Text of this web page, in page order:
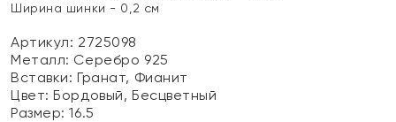
Ширина шинки - 0,2 см
Артикул: 2725098
Металл: Серебро 925
Вставки:Гранат, Фианит
Цвет:Бордовый, Бесцветный
Размер:16.5